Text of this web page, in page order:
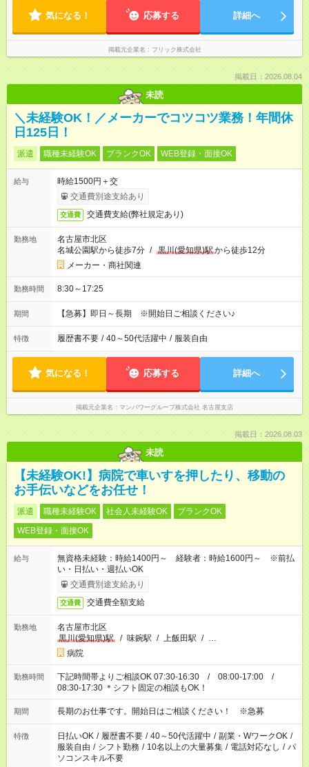
気になる！ 応募する 詳細へ
掲載元企業名 フリック株式会社
掲載日：2026.08.04
未読
＼未経験OK！／メーカーでコツコツ業務！年間休
日125日！
派遣 職種未経験OK ブランクOK WEB登録・面接OK
給与
時給1500円＋交
交通費別途支給あり
交通費 交通費支給(弊社規定あり)
勤務地
名古屋市北区
名城公園駅から徒歩7分 / 黒川(愛知県)駅から徒歩12分
メーカー・商社関連
勤務時間 8:30～17:25
期間 【急募】即日～長期 ※開始日ご相談ください♪
特徴 履歴書不要 / 40～50代活躍中 / 服装自由
気になる！ 応募する 詳細へ
掲載元企業名 マンパワーグループ株式会社 名古屋支店
掲載日：2026.08.03
未読
【未経験OK!】病院で車いすを押したり、移動の
お手伝いなどをお任せ！
派遣 職種未経験OK 社会人未経験OK
ブランクOK
WEB登録・面接OK
給与
無資格未経験：時給1400円～ 経験者：時給1600円～ ※前払
い・日払い・週払いOK
交通費別途支給あり
交通費 交通費全額支給
勤務地
名古屋市北区
黒川(愛知県)駅
/ 味鋺駅 / 上飯田駅 / …
病院
勤務時間
下記時間帯よりご相談OK 07:30-16:30 / 08:00-17:00 /
08:30-17:30 ＊シフト固定の相談もOK！
期間 長期のお仕事です。開始日はご相談ください！ ※急募
特徴 日払いOK / 履歴書不要 / 40～50代活躍中 / 副業・WワークOK /
服装自由 / シフト勤務 / 10名以上の大量募集 / 電話対応なし / パ
ソコンスキル不要